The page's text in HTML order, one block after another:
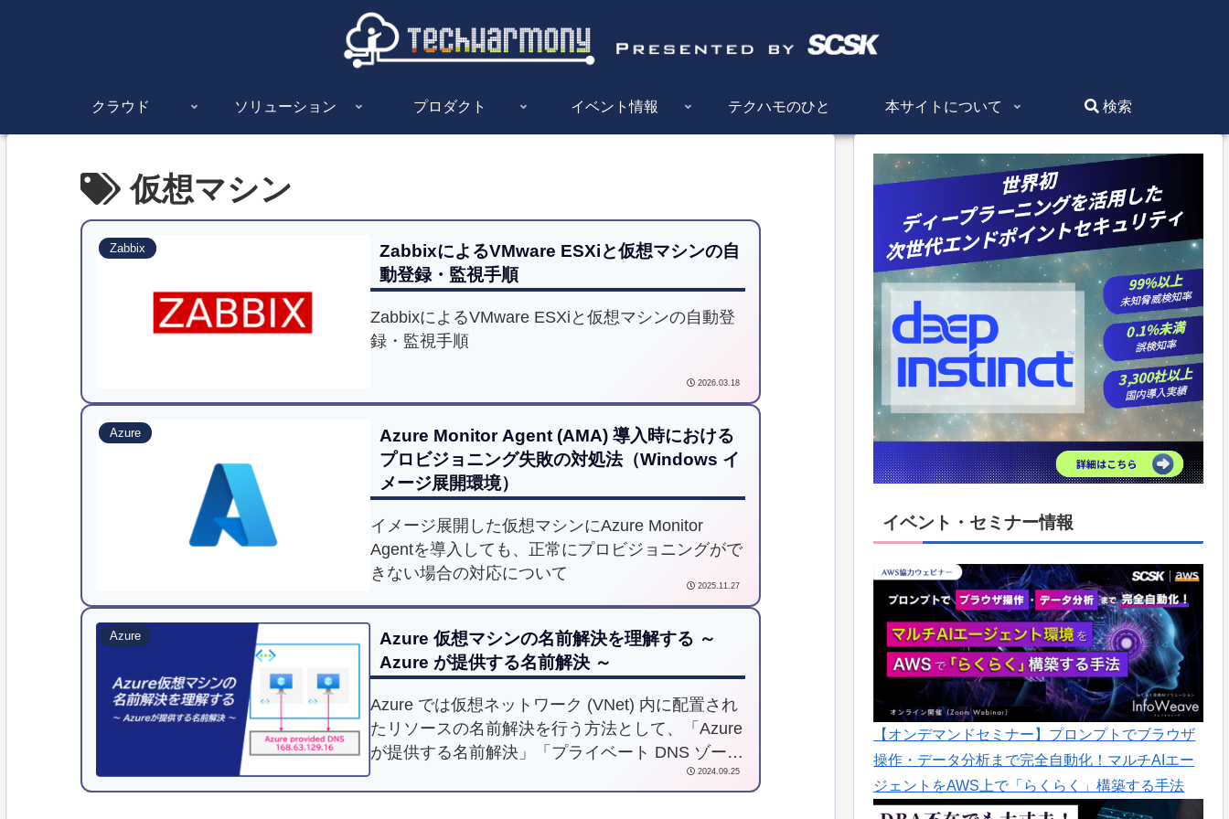
クラウド ソリューション プロダクト イベント情報 テクハモのひと 本サイトについて 検索
仮想マシン
Zabbix
ZabbixによるVMware ESXiと仮想マシンの自
動登録・監視手順
ZabbixによるVMware ESXiと仮想マシンの自動登
録・監視手順
2026.03.18
Azure
Azure Monitor Agent (AMA) 導入時における
プロビジョニング失敗の対処法（Windows イ
メージ展開環境）
イメージ展開した仮想マシンにAzure Monitor
Agentを導入しても、正常にプロビジョニングがで
きない場合の対応について
2025.11.27
Azure
Azure 仮想マシンの名前解決を理解する ～
Azure が提供する名前解決 ～
Azure では仮想ネットワーク (VNet) 内に配置され
たリソースの名前解決を行う方法として、「Azure
が提供する名前解決」「プライベート DNS ゾーン
による名前解決」「カスタム DNS サーバーによる
2024.09.25
イベント・セミナー情報
【オンデマンドセミナー】プロンプトでブラウザ
操作・データ分析まで完全自動化！マルチAIエー
ジェントをAWS上で「らくらく」構築する手法